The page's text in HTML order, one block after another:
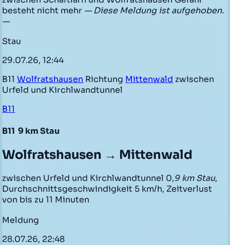
besteht nicht mehr — Diese Meldung ist aufgehoben.
—
Stau
29.07.26, 12:44
B11Wolfratshausen Richtung Mittenwald zwischen
Urfeld und Kirchlwandtunnel
B11
B11 9 km Stau
Wolfratshausen → Mittenwald
zwischen Urfeld und Kirchlwandtunnel 0,9 km Stau,
Durchschnittsgeschwindigkeit 5 km/h, Zeitverlust
von bis zu 11 Minuten
Meldung
28.07.26, 22:48